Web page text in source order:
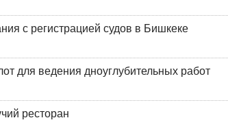
с регистрацией судов в Бишкеке
для ведения дноуглубительных работ
ресторан